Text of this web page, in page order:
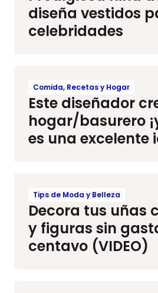
diseña vestidos
celebridades
Comida, Recetas y Hogar
Este diseñador
hogar/basurero
es una excelente
Tips de Moda y Belleza
Decora tus uñas
y figuras sin
centavo (VIDEO)